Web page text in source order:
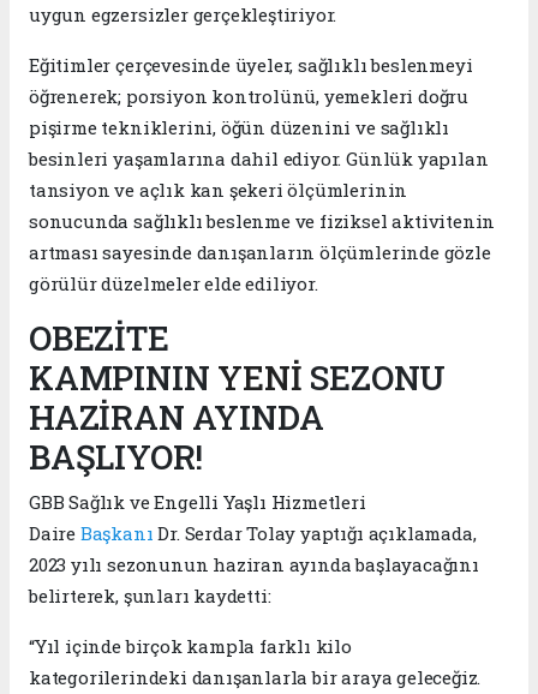
uygun egzersizler gerçekleştiriyor.
Eğitimler çerçevesinde üyeler, sağlıklı beslenmeyi
öğrenerek; porsiyon kontrolünü, yemekleri doğru
pişirme tekniklerini, öğün düzenini ve sağlıklı
besinleri yaşamlarına dahil ediyor. Günlük yapılan
tansiyon ve açlık kan şekeri ölçümlerinin
sonucunda sağlıklı beslenme ve fiziksel aktivitenin
artması sayesinde danışanların ölçümlerinde gözle
görülür düzelmeler elde ediliyor.
OBEZİTE
KAMPININ YENİ SEZONU
HAZİRAN AYINDA
BAŞLIYOR!
GBB Sağlık ve Engelli Yaşlı Hizmetleri
Daire Başkanı Dr. Serdar Tolay yaptığı açıklamada,
2023 yılı sezonunun haziran ayında başlayacağını
belirterek, şunları kaydetti:
“Yıl içinde birçok kampla farklı kilo
kategorilerindeki danışanlarla bir araya geleceğiz.